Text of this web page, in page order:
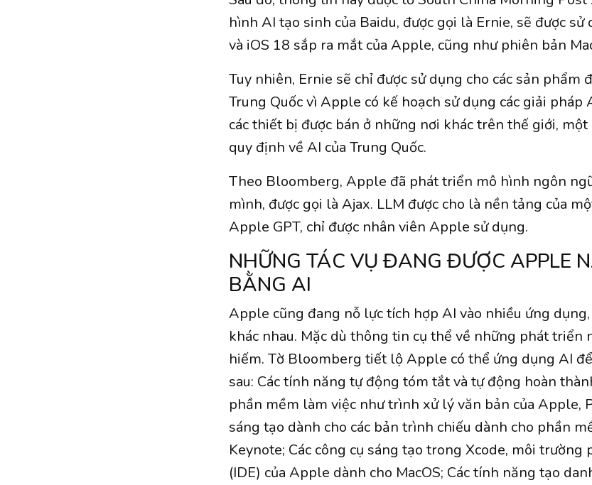
hình AI tạo sinh của Baidu, được gọi là Ernie, sẽ được
và iOS 18 sắp ra mắt của Apple, cũng như phiên bản
Tuy nhiên, Ernie sẽ chỉ được sử dụng cho các sản phẩm
Trung Quốc vì Apple có kế hoạch sử dụng các giải pháp
các thiết bị được bán ở những nơi khác trên thế giới,
quy định về AI của Trung Quốc.
Theo Bloomberg, Apple đã phát triển mô hình ngôn
mình, được gọi là Ajax. LLM được cho là nền tảng của
Apple GPT, chỉ được nhân viên Apple sử dụng.
NHỮNG TÁC VỤ ĐANG ĐƯỢC APPLE
BẰNG AI
Apple cũng đang nỗ lực tích hợp AI vào nhiều ứng
khác nhau. Mặc dù thông tin cụ thể về những phát triển
hiếm. Tờ Bloomberg tiết lộ Apple có thể ứng dụng AI để
sau: Các tính năng tự động tóm tắt và tự động hoàn
phần mềm làm việc như trình xử lý văn bản của Apple,
sáng tạo dành cho các bản trình chiếu dành cho phần
Keynote; Các công cụ sáng tạo trong Xcode, môi
(IDE) của Apple dành cho MacOS; Các tính năng tạo